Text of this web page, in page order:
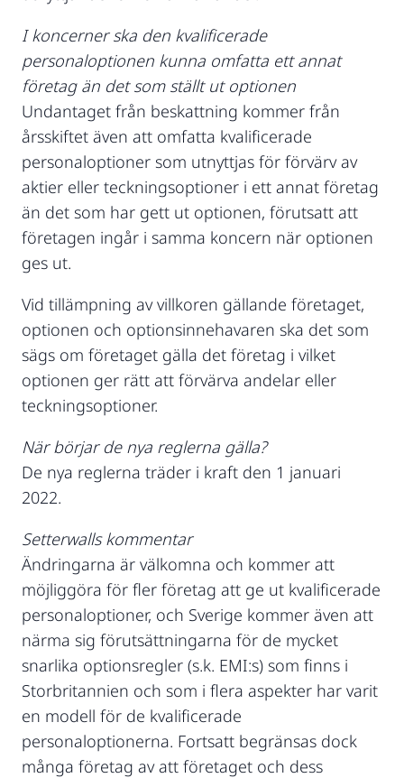
I koncerner ska den kvalificerade
personaloptionen kunna omfatta ett annat
företag än det som ställt ut optionen
Undantaget från beskattning kommer från
årsskiftet även att omfatta kvalificerade
personaloptioner som utnyttjas för förvärv av
aktier eller teckningsoptioner i ett annat företag
än det som har gett ut optionen, förutsatt att
företagen ingår i samma koncern när optionen
ges ut.
Vid tillämpning av villkoren gällande företaget,
optionen och optionsinnehavaren ska det som
sägs om företaget gälla det företag i vilket
optionen ger rätt att förvärva andelar eller
teckningsoptioner.
När börjar de nya reglerna gälla?
De nya reglerna träder i kraft den 1 januari
2022.
Setterwalls kommentar
Ändringarna är välkomna och kommer att
möjliggöra för fler företag att ge ut kvalificerade
personaloptioner, och Sverige kommer även att
närma sig förutsättningarna för de mycket
snarlika optionsregler (s.k. EMI:s) som finns i
Storbritannien och som i flera aspekter har varit
en modell för de kvalificerade
personaloptionerna. Fortsatt begränsas dock
många företag av att företaget och dess